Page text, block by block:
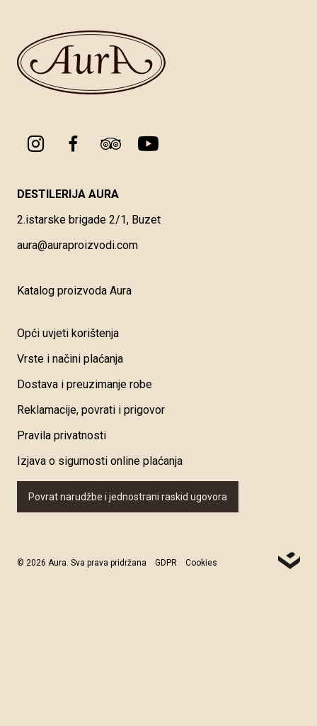
DESTILERIJA AURA
2.istarske brigade 2/1, Buzet
aura@auraproizvodi.com
Katalog proizvoda Aura
Opći uvjeti korištenja
Vrste i načini plaćanja
Dostava i preuzimanje robe
Reklamacije, povrati i prigovor
Pravila privatnosti
Izjava o sigurnosti online plaćanja
Povrat narudžbe i jednostrani raskid ugovora
© 2026 Aura. Sva prava pridržana GDPR Cookies